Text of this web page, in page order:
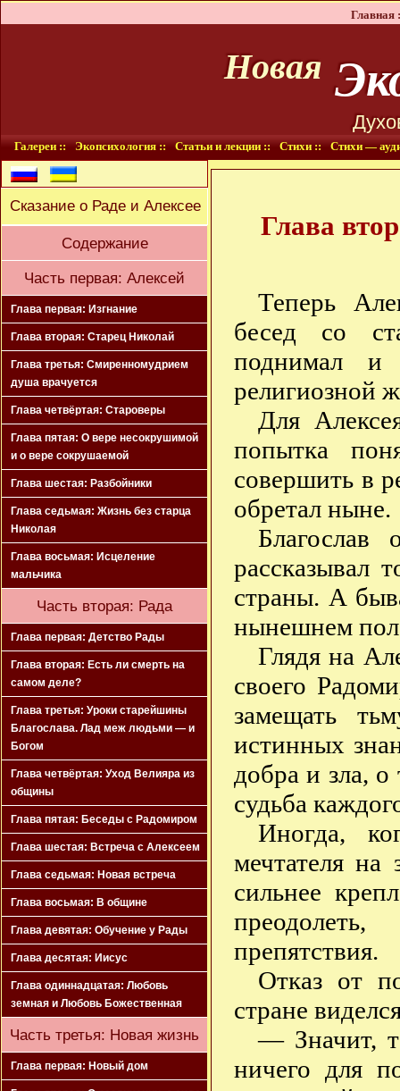
Главная
Новая
Галереи :: Экопсихология :: Статьи и лекции :: Стихи :: Стихи —
Сказание о Раде и Алексее
Содержание
Часть первая: Алексей
Глава первая: Изгнание
Глава вторая: Старец Николай
Глава третья: Смиренномудрием
душа врачуется
Глава четвёртая: Староверы
Глава пятая: О вере несокрушимой
и о вере сокрушаемой
Глава шестая: Разбойники
Глава седьмая: Жизнь без старца
Николая
Глава восьмая: Исцеление
мальчика
Часть вторая: Рада
Глава первая: Детство Рады
Глава вторая: Есть ли смерть на
самом деле?
Глава третья: Уроки старейшины
Благослава. Лад меж людьми — и
Богом
Глава четвёртая: Уход Велияра из
общины
Глава пятая: Беседы с Радомиром
Глава шестая: Встреча с Алексеем
Глава седьмая: Новая встреча
Глава восьмая: В общине
Глава девятая: Обучение у Рады
Глава десятая: Иисус
Глава одиннадцатая: Любовь
земная и Любовь Божественная
Часть третья: Новая жизнь
Глава первая: Новый дом
Глава
Теперь
бесед со
поднимал и
религиозной
Для
попытка
совершить в
обретал ныне.
Благослав
рассказывал
страны. А
нынешнем
Глядя на
своего
замещать
истинных
добра и зла,
судьба
Иногда,
мечтателя
сильнее
препятствия.
Отказ от
стране
— Значит,
ничего для